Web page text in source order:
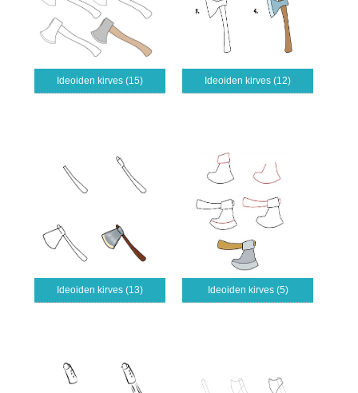
Ideoiden kirves (15) Ideoiden kirves (12)
Ideoiden kirves (13) Ideoiden kirves (5)